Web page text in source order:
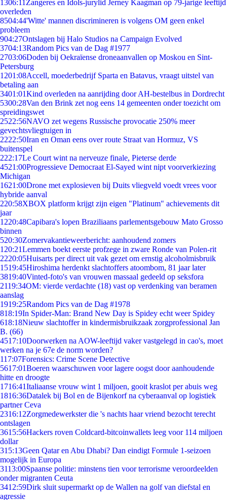
1306:11 Zangeres en Idols-jurylid Jerney Kaagman op 79-jarige leeftijd
overleden
8504:44'Witte' mannen discrimineren is volgens OM geen enkel
probleem
904:27Ontslagen bij Halo Studios na Campaign Evolved
3704:13Random Pics van de Dag #1977
2703:06Doden bij Oekraïense droneaanvallen op Moskou en Sint-
Petersburg
1201:08Accell, moederbedrijf Sparta en Batavus, vraagt uitstel van
betaling aan
3401:01Kind overleden na aanrijding door AH-bestelbus in Dordrecht
5300:28Van den Brink zet nog eens 14 gemeenten onder toezicht om
spreidingswet
2522:56NAVO zet wegens Russische provocatie 250% meer
gevechtsvliegtuigen in
2222:50Iran en Oman eens over route Straat van Hormuz, VS
buitenspel
222:17Le Court wint na nerveuze finale, Pieterse derde
4521:00Progressieve Democraat El-Sayed wint nipt voorverkiezing
Michigan
1621:00Drone met explosieven bij Duits vliegveld voedt vrees voor
hybride aanval
220:58XBOX platform krijgt zijn eigen "Platinum" achievements dit
jaar
1220:48Capibara's lopen Braziliaans parlementsgebouw Mato Grosso
binnen
520:30Zomervakantieweerbericht: aanhoudend zomers
1 20:21Lemmen boekt eerste profzege in zware Ronde van Polen-rit
2220:05Huisarts per direct uit vak gezet om ernstig alcoholmisbruik
1519:45Hiroshima herdenkt slachtoffers atoombom, 81 jaar later
3819:40Vinted-foto's van vrouwen massaal gedeeld op seksfora
2119:34OM: vierde verdachte (18) vast op verdenking van beramen
aanslag
1919:25Random Pics van de Dag #1978
818:19In Spider-Man: Brand New Day is Spidey echt weer Spidey
618:18Nieuw slachtoffer in kindermisbruikzaak zorgprofessional Jan
B. (66)
4517:10Doorwerken na AOW-leeftijd vaker vastgelegd in cao's, moet
werken na je 67e de norm worden?
117:07Forensics: Crime Scene Detective
5617:01Boeren waarschuwen voor lagere oogst door aanhoudende
hitte en droogte
1716:41Italiaanse vrouw wint 1 miljoen, gooit kraslot per abuis weg
1816:36Datalek bij Bol en de Bijenkorf na cyberaanval op logistiek
partner Ceva
2316:12Zorgmedewerkster die 's nachts haar vriend bezocht terecht
ontslagen
3615:56Hackers roven Coldcard-bitcoinwallets leeg voor 114 miljoen
dollar
315:13Geen Qatar en Abu Dhabi? Dan eindigt Formule 1-seizoen
mogelijk in Europa
3113:00Spaanse politie: minstens tien voor terrorisme veroordeelden
onder migranten Ceuta
3412:59Dirk sluit supermarkt op de Wallen na golf van diefstal en
agressie